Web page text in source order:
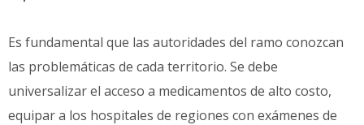
Es fundamental que las autoridades del ramo conozcan
las problemáticas de cada territorio. Se debe
universalizar el acceso a medicamentos de alto costo,
equipar a los hospitales de regiones con exámenes de